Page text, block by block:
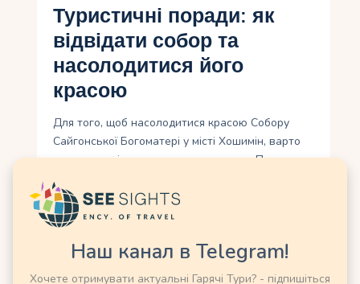
Туристичні поради: як
відвідати собор та
насолодитися його
красою
Для того, щоб насолодитися красою Собору
Сайгонської Богоматері у місті Хошимін, варто
врахувати кілька туристичних порад. Перш за
ввечері, коли світло найкрасивіше підкреслює
деталі архітектури. Також варто заздалегідь
можуть відбуватися в соборі, і прийти на одне з
Наш канал в Telegram!
Хочете отримувати актуальні Гарячі Тури? - підпишіться